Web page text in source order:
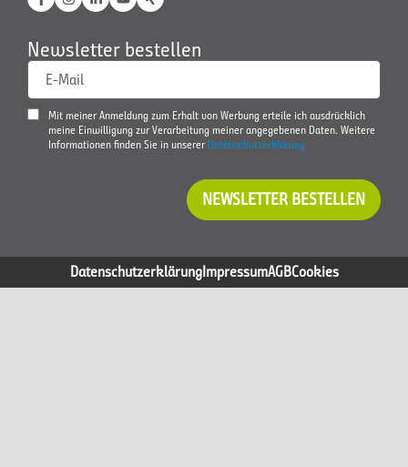
Newsletter bestellen
E-Mail
Mit meiner Anmeldung zum Erhalt von Werbung erteile ich ausdrücklich
meine Einwilligung zur Verarbeitung meiner angegebenen Daten. Weitere
Informationen finden Sie in unserer Datenschutzerklärung
NEWSLETTER BESTELLEN
DatenschutzerklärungImpressumAGBCookies